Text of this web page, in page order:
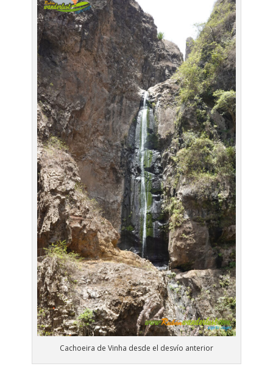
Cachoeira de Vinha desde el desvío anterior